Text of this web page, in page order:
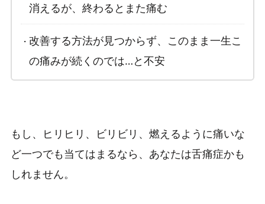
消えるが、終わるとまた痛む
改善する方法が見つからず、このまま一生こ
の痛みが続くのでは…と不安
もし、ヒリヒリ、ビリビリ、燃えるように痛いな
ど一つでも当てはまるなら、あなたは舌痛症かも
しれません。